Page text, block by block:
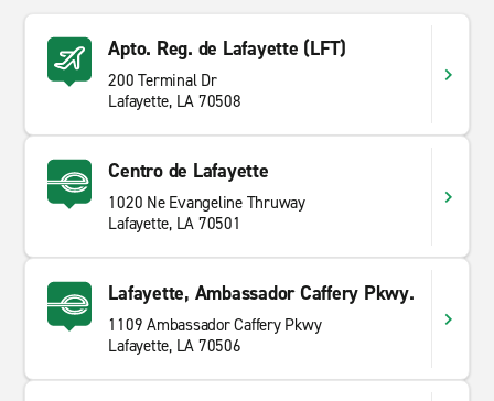
Apto. Reg. de Lafayette (LFT)
200 Terminal Dr
Lafayette, LA 70508
Centro de Lafayette
1020 Ne Evangeline Thruway
Lafayette, LA 70501
Lafayette, Ambassador Caffery Pkwy.
1109 Ambassador Caffery Pkwy
Lafayette, LA 70506